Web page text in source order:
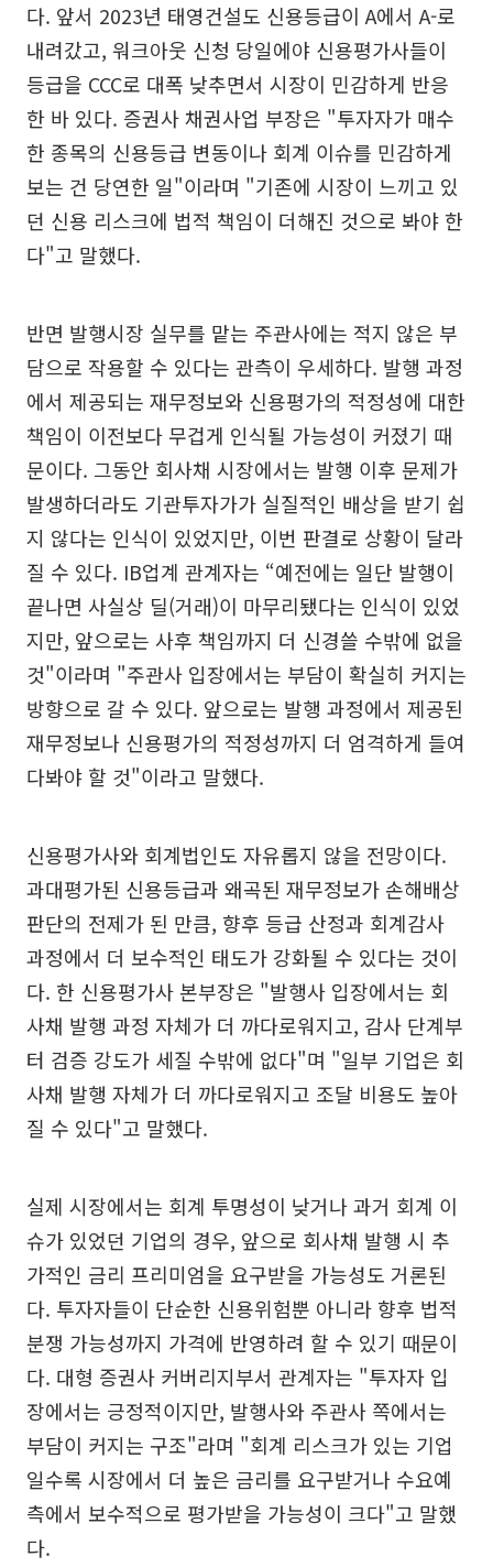
다. 앞서 2023년 태영건설도 신용등급이 A에서 A-로
내려갔고, 워크아웃 신청 당일에야 신용평가사들이
등급을 CCC로 대폭 낮추면서 시장이 민감하게 반응
한 바 있다. 증권사 채권사업 부장은 "투자자가 매수
한 종목의 신용등급 변동이나 회계 이슈를 민감하게
보는 건 당연한 일"이라며 "기존에 시장이 느끼고 있
던 신용 리스크에 법적 책임이 더해진 것으로 봐야 한
다"고 말했다.
반면 발행시장 실무를 맡는 주관사에는 적지 않은 부
담으로 작용할 수 있다는 관측이 우세하다. 발행 과정
에서 제공되는 재무정보와 신용평가의 적정성에 대한
책임이 이전보다 무겁게 인식될 가능성이 커졌기 때
문이다. 그동안 회사채 시장에서는 발행 이후 문제가
발생하더라도 기관투자가가 실질적인 배상을 받기 쉽
지 않다는 인식이 있었지만, 이번 판결로 상황이 달라
질 수 있다. IB업계 관계자는 “예전에는 일단 발행이
끝나면 사실상 딜(거래)이 마무리됐다는 인식이 있었
지만, 앞으로는 사후 책임까지 더 신경쓸 수밖에 없을
것"이라며 "주관사 입장에서는 부담이 확실히 커지는
방향으로 갈 수 있다. 앞으로는 발행 과정에서 제공된
재무정보나 신용평가의 적정성까지 더 엄격하게 들여
다봐야 할 것"이라고 말했다.
신용평가사와 회계법인도 자유롭지 않을 전망이다.
과대평가된 신용등급과 왜곡된 재무정보가 손해배상
판단의 전제가 된 만큼, 향후 등급 산정과 회계감사
과정에서 더 보수적인 태도가 강화될 수 있다는 것이
다. 한 신용평가사 본부장은 "발행사 입장에서는 회
사채 발행 과정 자체가 더 까다로워지고, 감사 단계부
터 검증 강도가 세질 수밖에 없다"며 "일부 기업은 회
사채 발행 자체가 더 까다로워지고 조달 비용도 높아
질 수 있다"고 말했다.
실제 시장에서는 회계 투명성이 낮거나 과거 회계 이
슈가 있었던 기업의 경우, 앞으로 회사채 발행 시 추
가적인 금리 프리미엄을 요구받을 가능성도 거론된
다. 투자자들이 단순한 신용위험뿐 아니라 향후 법적
분쟁 가능성까지 가격에 반영하려 할 수 있기 때문이
다. 대형 증권사 커버리지부서 관계자는 "투자자 입
장에서는 긍정적이지만, 발행사와 주관사 쪽에서는
부담이 커지는 구조"라며 "회계 리스크가 있는 기업
일수록 시장에서 더 높은 금리를 요구받거나 수요예
측에서 보수적으로 평가받을 가능성이 크다"고 말했
다.